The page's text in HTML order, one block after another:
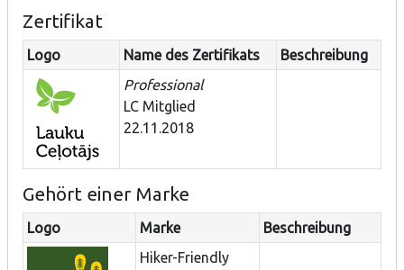
Zertifikat
Logo Name des Zertifikats
Beschreibung
Professional
LC Mitglied
22.11.2018
Gehört einer Marke
Logo Marke
Beschreibung
Hiker-Friendly